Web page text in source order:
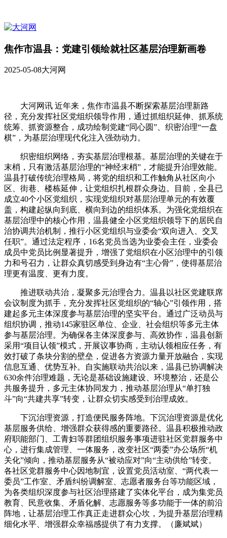
焦作市温县：党建引领绘就社区基层治理新画卷
2025-05-08大河网
大河网讯 近年来，焦作市温县不断探索基层治理新路
径，充分发挥社区党组织领导作用，通过抓组织延伸、抓系统
统筹、抓资源整合，成功绘制党建“同心圆”、织密治理“一盘
棋”，为基层治理现代化注入强劲动力。
织密组织网络，夯实基层治理根基。基层治理的关键在于
末梢，只有激活基层治理的“神经末梢”，才能提升治理效能。
温县打破传统治理格局，将党的组织和工作触角从社区向小
区、街巷、楼栋延伸，让党组织扎根群众身边。目前，全县已
成立40个小区党组织，实现党组织对基层治理单元的有效覆
盖，构建起纵向到底、横向到边的组织体系。为强化党组织在
基层治理中的核心作用，温县健全小区党组织领导下的居民自
治协调共治机制，推行小区党组织与业委会“双向进入、交叉
任职”。通过法定程序，16名党员当选为业委会主任，业委会
成员中党员比例显著提升，增强了党组织在小区治理中的引领
力和号召力，让群众真切感受到身边有“主心骨”，使得基层治
理更有温度、更有力度。
推进联动共治，凝聚多元治理合力。温县以社区党建联席
会议制度为抓手，充分发挥社区党组织的“轴心”引领作用，搭
建起多元主体深度参与基层治理的坚实平台。通过广泛动员与
组织协调，推动145家驻区单位、企业、社会组织等多元主体
参与基层治理。为确保各主体深度参与、高效协作，温县创新
采用“项目认领”模式，开展议事协商，主动认领相应任务，有
效打破了条块分割的壁垒，促进各方资源力量开放融合，实现
信息互通、优势互补。自实施联动共治以来，温县已协调解决
630余件治理难题，无论是基础设施建设、环境整治，还是公
共服务提升，多元主体协同发力，推动基层治理从“单打独
斗”向“共建共享”转变，让群众切实感受到治理成效。
下沉治理资源，打造便民服务阵地。下沉治理资源是优化
基层服务供给、增强群众获得感的重要路径。温县积极推动政
府职能部门、工青妇等群团组织服务事项进驻社区党群服务中
心，进行集成管理、一体服务，改变社区“两委”办公场所“机
关化”倾向，推动基层服务从“被动应对”向“主动供给”转变。
各社区党群服务中心因地制宜，设置党员活动室、“两代表一
委员”工作室、矛盾纠纷调解室、志愿者服务台等功能区域，
为各类组织深度参与社区治理搭建了实体化平台，成为集党员
教育、民意收集、矛盾化解、志愿服务等多功能于一体的前沿
阵地，让基层治理工作真正走进群众心坎，为提升基层治理精
细化水平、增强群众幸福感提供了有力支撑。（廉斌斌）